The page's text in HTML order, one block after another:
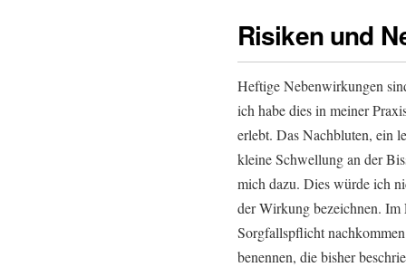
Risiken und
Heftige Nebenwirkungen
ich habe dies in meiner
erlebt. Das Nachbluten, ein
kleine Schwellung an der
mich dazu. Dies würde ich
der Wirkung bezeichnen. Im
Sorgfallspflicht
benennen, die bisher